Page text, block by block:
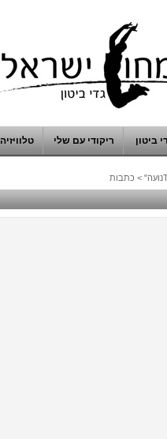
ביטון ריקודי עם שלי טלוויזיה
> כתבות